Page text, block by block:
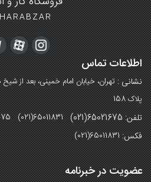
اطلاعات تماس
نشانی :تهران، خیابان امام خمینی، بعد از
پلاک 158
تلفن: 65021675(021) (021)65011831
فکس:(021)65011831
عضویت در خبرنامه